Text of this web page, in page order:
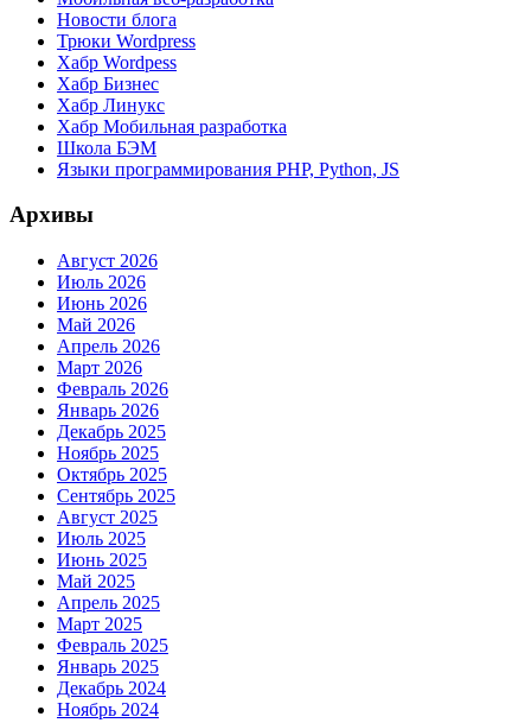
Новости блога
Трюки Wordpress
Хабр Wordpess
Хабр Бизнес
Хабр Линукс
Хабр Мобильная разработка
Школа БЭМ
Языки программирования PHP, Python, JS
Архивы
Август 2026
Июль 2026
Июнь 2026
Май 2026
Апрель 2026
Март 2026
Февраль 2026
Январь 2026
Декабрь 2025
Ноябрь 2025
Октябрь 2025
Сентябрь 2025
Август 2025
Июль 2025
Июнь 2025
Май 2025
Апрель 2025
Март 2025
Февраль 2025
Январь 2025
Декабрь 2024
Ноябрь 2024